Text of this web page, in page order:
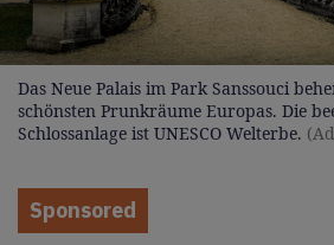
Das Neue Palais im Park Sanssouci
schönsten Prunkräume Europas. Die
Schlossanlage ist UNESCO Welterbe.
Sponsored